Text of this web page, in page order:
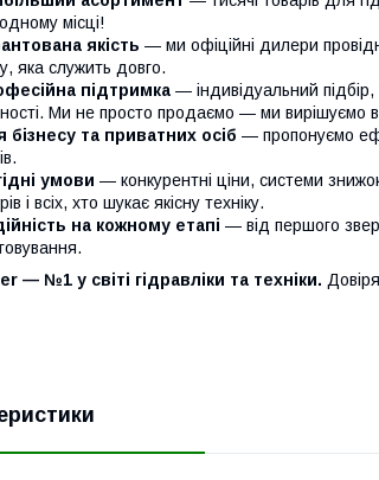
місці!
якість — ми офіційні дилери
яка служить довго.
підтримка — індивідуальний підбір,
Ми не просто продаємо — ми вирішуємо
бізнесу та приватних осіб — пропонуємо
умови — конкурентні ціни, системи
і всіх, хто шукає якісну техніку.
на кожному етапі — від першого
— №1 у світі гідравліки та техніки.